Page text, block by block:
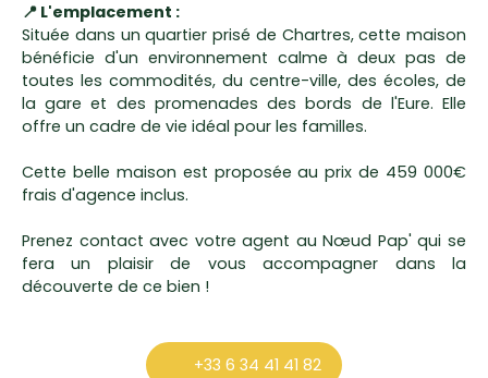
📍 L'emplacement :
Située dans un quartier prisé de Chartres, cette maison
bénéficie d'un environnement calme à deux pas de
toutes les commodités, du centre-ville, des écoles, de
la gare et des promenades des bords de l'Eure. Elle
offre un cadre de vie idéal pour les familles.
Cette belle maison est proposée au prix de 459 000€
frais d'agence inclus.
Prenez contact avec votre agent au Nœud Pap' qui se
fera un plaisir de vous accompagner dans la
découverte de ce bien !
+33 6 34 41 41 82